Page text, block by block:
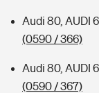
Audi 80, AUDI
(0590 / 366)
Audi 80, AUDI
(0590 / 367)